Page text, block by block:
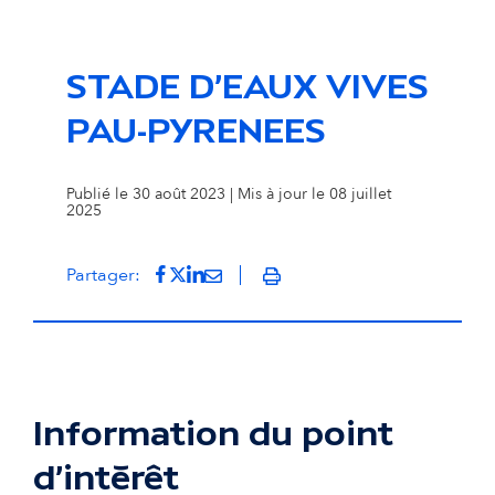
STADE D'EAUX VIVES
PAU-PYRENEES
Publié le 30 août 2023 | Mis à jour le 08 juillet
2025
Partager: Partager sur Facebook
(s'ouvre dans un nouvel onglet)
Partager sur Twitter
(s'ouvre dans un nouvel onglet)
Partager sur LinkedIn
(s'ouvre dans un nouvel onglet)
Partager par mail
(s'ouvre dans un nouvel
Imprimer
Information du point
d'intérêt